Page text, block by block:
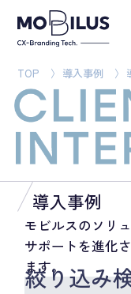
モビルス
サービス
導入事例
ユースケー
お知らせ
セミナー
お役立ち
TOP 導入事例
導入事例
モビルスのソリ
サポートを進化
ます。
絞り込み